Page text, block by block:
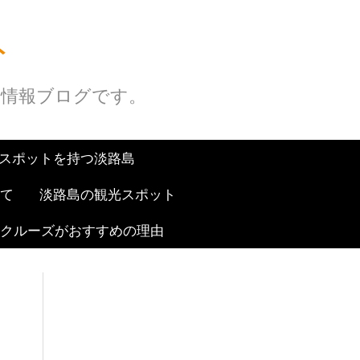
報ブログです。
ポットを持つ淡路島
淡路島の観光スポット
ルーズがおすすめの理由